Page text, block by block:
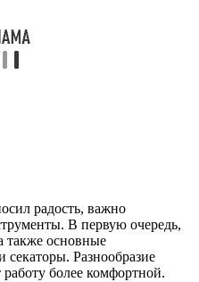
радость, важно
В первую очередь,
также основные
Разнообразие
работу более комфортной.